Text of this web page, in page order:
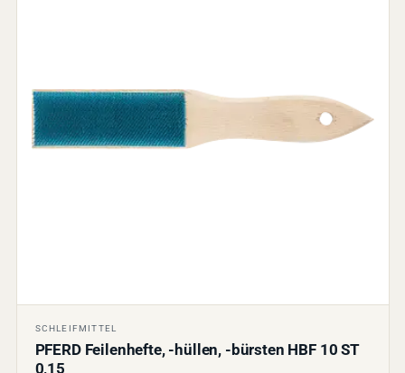
SCHLEIFMITTEL
PFERD Feilenhefte, -hüllen, -bürsten HBF 10 ST
0,15